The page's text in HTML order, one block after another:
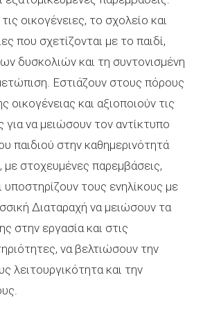
οικογένειες, το σχολείο και
που σχετίζονται με το παιδί,
δυσκολιών και τη συντονισμένη
Εστιάζουν στους πόρους
οικογένειας και αξιοποιούν τις
για να μειώσουν τον αντίκτυπο
παιδιού στην καθημερινότητά
με στοχευμένες παρεμβάσεις,
υποστηρίζουν τους ενηλίκους με
Διαταραχή να μειώσουν τα
στην εργασία και στις
να βελτιώσουν την
λειτουργικότητα και την